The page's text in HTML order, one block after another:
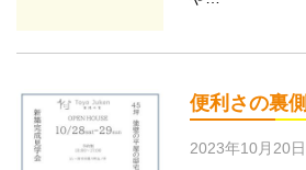
便利さの裏側
2023年10月20日